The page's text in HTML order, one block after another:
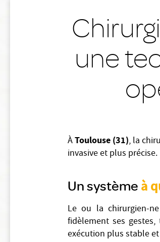
une
ÀToulouse (31), la
invasive et plus précise.
Un système à
Le ou la chirurgien-
fidèlement ses
exécution plus stable